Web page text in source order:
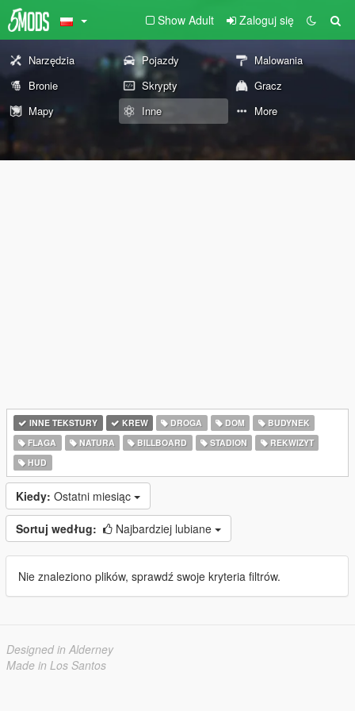
Show Adult Zaloguj się
Narzędzia Pojazdy
Malowania
Bronie
Skrypty
Gracz
Mapy
Inne More
INNE TEKSTURY KREW DROGA DOM
BUDYNEK
FLAGA
NATURA BILLBOARD STADION
REKWIZYT
HUD
Kiedy: Ostatni miesiąc
Sortuj według: Najbardziej lubiane
Nie znaleziono plików, sprawdź swoje kryteria filtrów.
Designed in Alderney
Made in Los Santos